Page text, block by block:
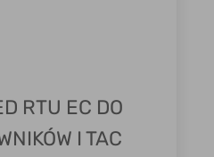
RTU EC DO
I TAC